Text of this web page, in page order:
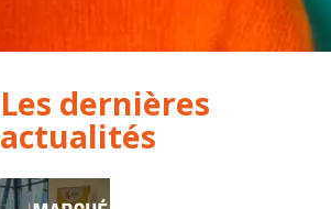
Les dernières
actualités